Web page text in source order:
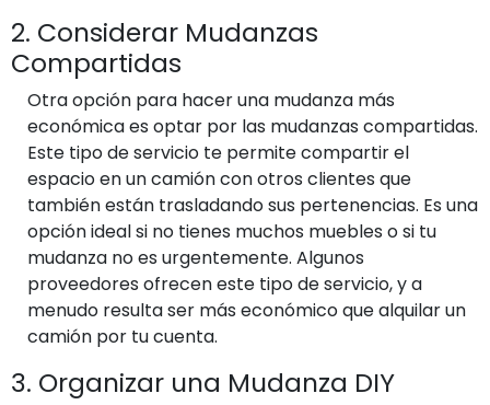
2. Considerar Mudanzas
Compartidas
Otra opción para hacer una mudanza más
económica es optar por las mudanzas compartidas.
Este tipo de servicio te permite compartir el
espacio en un camión con otros clientes que
también están trasladando sus pertenencias. Es una
opción ideal si no tienes muchos muebles o si tu
mudanza no es urgentemente. Algunos
proveedores ofrecen este tipo de servicio, y a
menudo resulta ser más económico que alquilar un
camión por tu cuenta.
3. Organizar una Mudanza DIY